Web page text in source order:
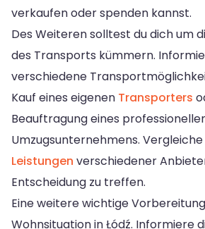
verkaufen oder spenden kannst.
Des Weiteren solltest du dich um
des Transports kümmern.
verschiedene
Kauf eines eigenen Transporters
Beauftragung eines
Umzugsunternehmens. Vergleiche
Leistungen verschiedener
Entscheidung zu treffen.
Eine weitere wichtige
Wohnsituation in Łódź. Informiere